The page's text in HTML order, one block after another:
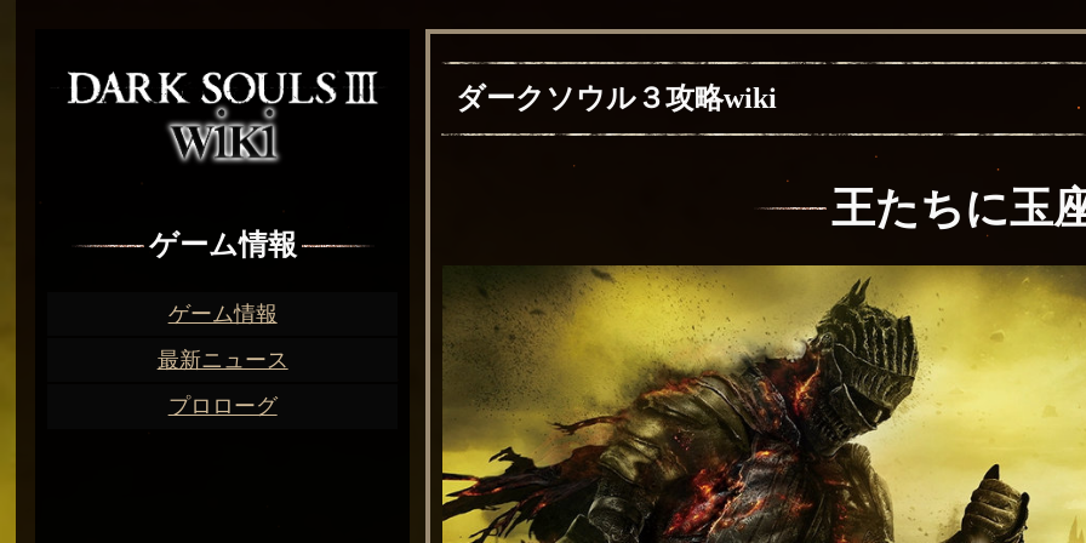
ダークソウル３攻略wiki
王たちに玉
ゲーム情報
ゲーム情報
最新ニュース
プロローグ